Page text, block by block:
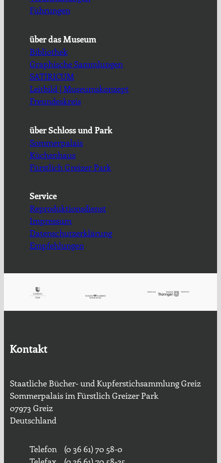
Führungen
über das Museum
Bibliothek
Graphische Sammlungen
SATIRICUM
Leitbild | Museumskonzept
Freundeskreis
über Schloss und Park
Sommerpalais
Küchenhaus
Fürstlich Greizer Park
Service
Reproduktionsdienst
Impressum
Datenschutzerklärung
Empfehlungen
Kontakt
Staatliche Bücher- und Kupferstichsammlung Greiz
Sommerpalais im Fürstlich Greizer Park
07973 Greiz
Deutschland
Telefon
(0 36 61) 70 58-0